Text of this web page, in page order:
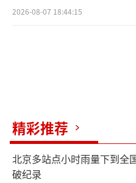
2026-08-07 18:44:15
精彩推荐
北京多站点小时雨量下到全
破纪录